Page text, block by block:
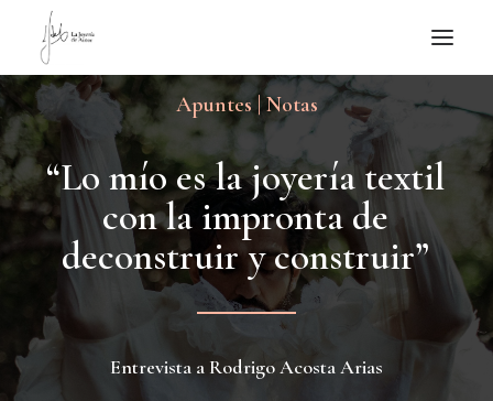
NOTICIAS DE JOYERÍA CONTEMPORÁNEA
NOVEDADES
DE VISITA
APUNTES
QUIÉN SOY
Apuntes | Notas
“Lo míoeslajoyería textil
conla impronta de
deconstruir yconstruir”
Entrevista a Rodrigo Acosta Arias